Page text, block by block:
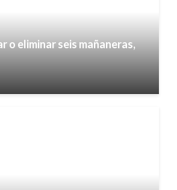
o eliminar seis mañaneras,